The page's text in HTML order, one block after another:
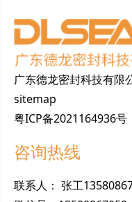
广东德龙密封科技有
sitemap
粤ICP备2021164936号
咨询热线
联系人 ： 张工